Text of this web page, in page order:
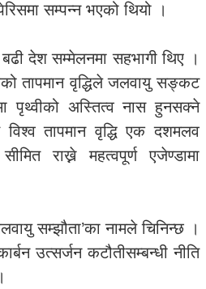
सम्पन्न भएको थियो ।
देश सम्मेलनमा सहभागी थिए ।
तापमान वृद्धिले जलवायु सङ्कट
पृथ्वीको अस्तित्व नास हुनसक्ने
विश्व तापमान वृद्धि एक दशमलव
राख्ने महत्वपूर्ण एजेण्डामा
सम्झौता’का नामले चिनिन्छ ।
उत्सर्जन कटौतीसम्बन्धी नीति